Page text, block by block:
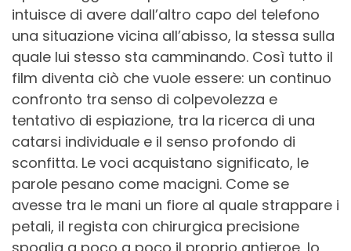
intuisce di avere dall’altro capo del telefono
una situazione vicina all’abisso, la stessa sulla
quale lui stesso sta camminando. Così tutto il
film diventa ciò che vuole essere: un continuo
confronto tra senso di colpevolezza e
tentativo di espiazione, tra la ricerca di una
catarsi individuale e il senso profondo di
sconfitta. Le voci acquistano significato, le
parole pesano come macigni. Come se
avesse tra le mani un fiore al quale strappare i
petali, il regista con chirurgica precisione